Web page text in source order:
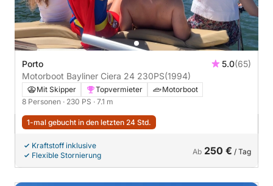
Porto 5.0(65)
Motorboot Bayliner Ciera 24 230PS(1994)
Mit Skipper Topvermieter
Motorboot
8 Personen · 230 PS · 7.1 m
1-mal gebucht in den letzten 24 Std.
Kraftstoff inklusive
Flexible Stornierung
Ab 250 € / Tag